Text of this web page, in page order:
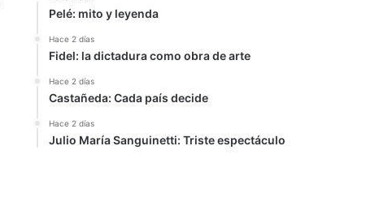
Pelé: mito y leyenda
Hace 2 días
Fidel: la dictadura como obra de arte
Hace 2 días
Castañeda: Cada país decide
Hace 2 días
Julio María Sanguinetti: Triste espectáculo